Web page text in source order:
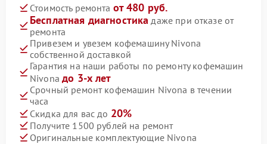
Стоимость ремонта от 480 руб.
Бесплатная диагностика даже при отказе от
ремонта
Привезем и увезем кофемашину Nivona
собственной доставкой
Гарантия на наши работы по ремонту кофемашин
Nivonaдо 3-х лет
Срочный ремонт кофемашин Nivona в течении
часа
Скидка для вас до 20%
Получите 1500 рублей на ремонт
Оригинальные комплектующие Nivona